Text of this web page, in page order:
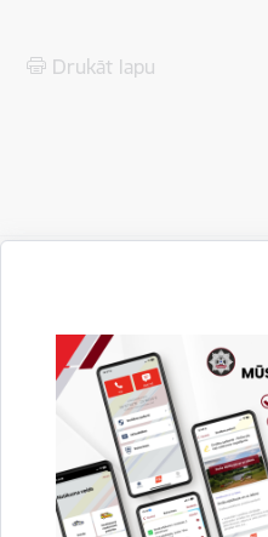
Drukāt lapu
Vai šī